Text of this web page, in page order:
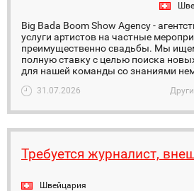
Big Bada Boom Show Agency -
услуги артистов на частные
преимущественно свадьбы. Мы
полную ставку с целью поиска
для нашей команды со знаниями
31.07.2026
Требуется журналист,
Швейцария